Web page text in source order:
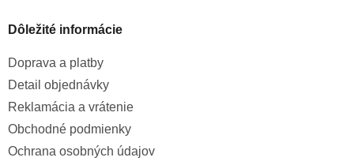
Dôležité informácie
Doprava a platby
Detail objednávky
Reklamácia a vrátenie
Obchodné podmienky
Ochrana osobných údajov